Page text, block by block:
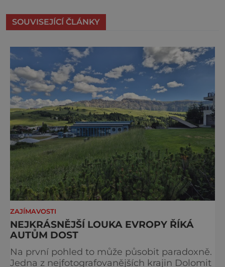
SOUVISEJÍCÍ ČLÁNKY
ZAJÍMAVOSTI
NEJKRÁSNĚJŠÍ LOUKA EVROPY ŘÍKÁ
AUTŮM DOST
Na první pohled to může působit paradoxně.
Jedna z nejfotografovanějších krajin Dolomit